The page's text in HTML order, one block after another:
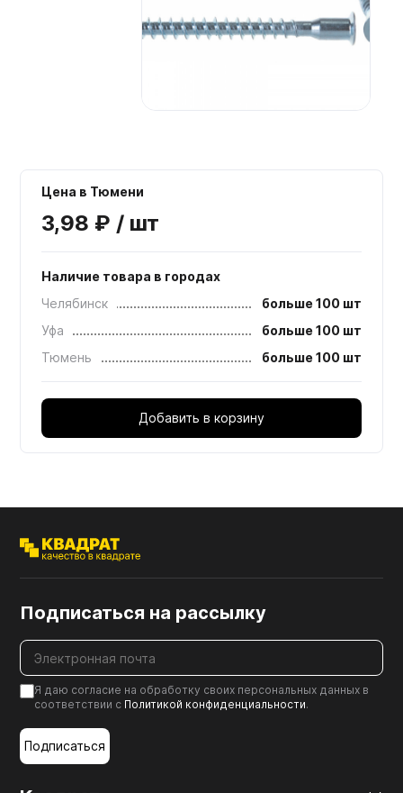
Мебельные образцы, каталоги
Цена в Тюмени
3,98 ₽ / шт
Наличие товара в городах
Челябинск
больше 100 шт
Уфа
больше 100 шт
Тюмень
больше 100 шт
Добавить в корзину
Подписаться на рассылку
Я даю согласие на обработку своих персональных данных в
соответствии с Политикой конфиденциальности.
Подписаться